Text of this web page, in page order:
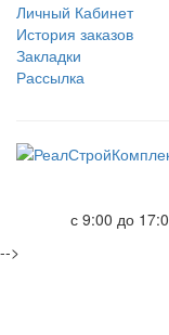
Личный Кабинет
История заказов
Закладки
Рассылка
с 9:00 до
-->